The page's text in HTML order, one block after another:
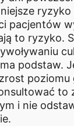
ryzyko
pacjentów
to ryzyko.
podstaw.
poziomu
to
i nie